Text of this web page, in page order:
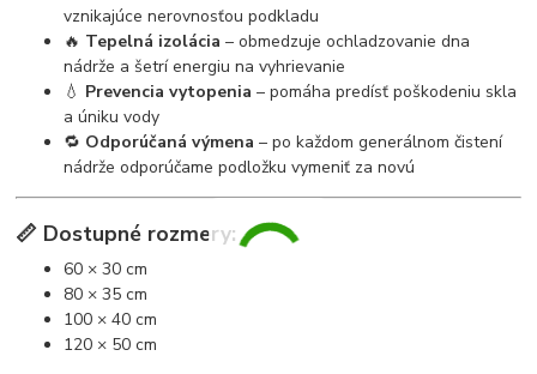
vznikajúce nerovnosťou podkladu
🔥 Tepelná izolácia – obmedzuje ochladzovanie dna
nádrže a šetrí energiu na vyhrievanie
💧 Prevencia vytopenia – pomáha predísť poškodeniu skla
a úniku vody
🔁 Odporúčaná výmena – po každom generálnom čistení
nádrže odporúčame podložku vymeniť za novú
📏 Dostupné rozmery:
60 × 30 cm
80 × 35 cm
100 × 40 cm
120 × 50 cm